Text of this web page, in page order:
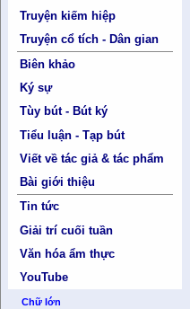
Truyện kiếm hiệp
Truyện cổ tích - Dân gian
Biên khảo
Ký sự
Tùy bút - Bút ký
Tiểu luận - Tạp bút
Viết về tác giả & tác phẩm
Bài giới thiệu
Tin tức
Giải trí cuối tuần
Văn hóa ẩm thực
YouTube
Chữ lớn